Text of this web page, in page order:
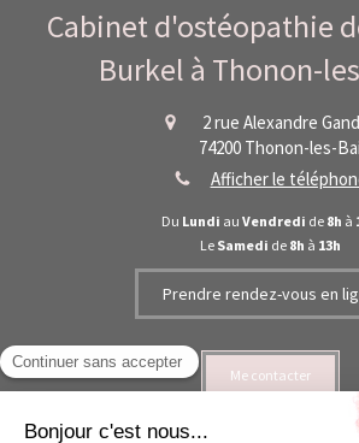
Cabinet d'ostéopathie
Burkel à Thonon-
2 rue Alexandre
74200 Thonon-les-
Afficher le
Du Lundi au Vendredi de 8h à
Le Samedi de 8h à 13h
Prendre rendez-vous en
Me contacter